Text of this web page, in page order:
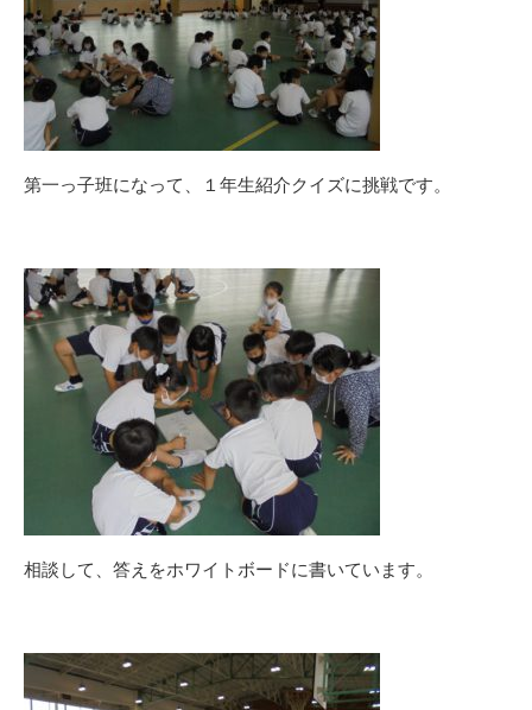
第一っ子班になって、１年生紹介クイズに挑戦です。
相談して、答えをホワイトボードに書いています。